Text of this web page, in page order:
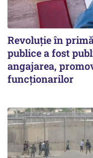
Revoluție în
publice a fost
angajarea,
funcționarilor